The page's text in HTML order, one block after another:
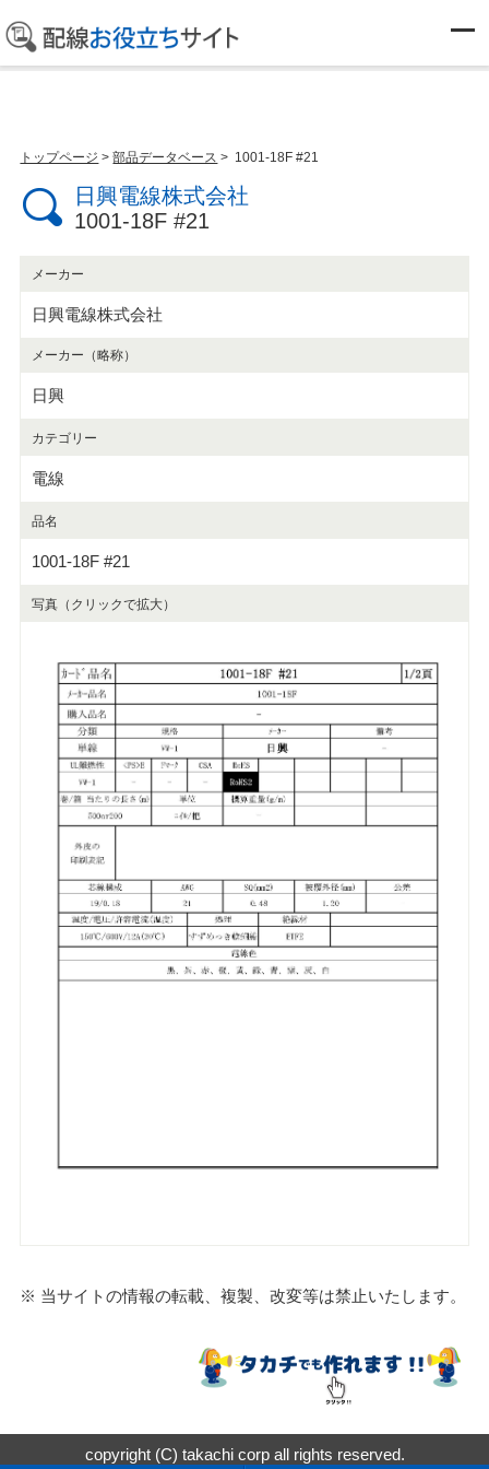
部品データベース
トップページ >部品データベース > 1001-18F #21
日興電線株式会社
1001-18F #21
メーカー
日興電線株式会社
メーカー（略称）
日興
カテゴリー
電線
品名
1001-18F #21
写真（クリックで拡大）
※ 当サイトの情報の転載、複製、改変等は禁止いたします。
copyright (C) takachi corp all rights reserved.